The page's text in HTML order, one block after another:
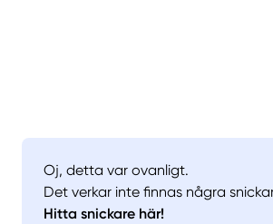
Oj, detta var ovanligt.
Det verkar inte finnas några
Hitta snickare här!